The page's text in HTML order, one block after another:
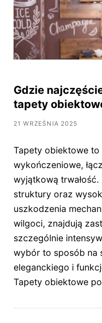
Gdzie
tapety
21 WRZEŚNIA 2025
Tapety obiektowe to
wykończeniowe,
wyjątkową
struktury oraz
uszkodzenia
wilgoci, znajdują
szczególnie
wybór to sposób na
eleganckiego i
Tapety obiektowe